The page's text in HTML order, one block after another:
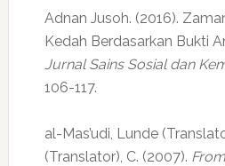
Adnan Jusoh. (2016).
Kedah Berdasarkan Bukti
Jurnal Sains Sosial dan
106-117.
al-Mas’udi, Lunde
(Translator), C. (2007).